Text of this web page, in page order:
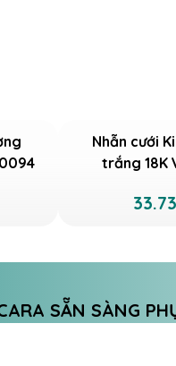
Nhẫn cưới
trắng 18K
SẴN SÀNG